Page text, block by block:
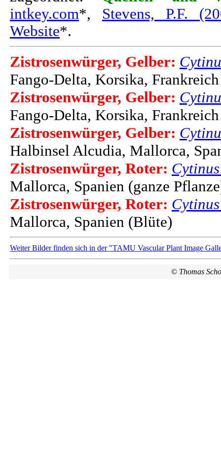
intkey.com*, Stevens, P.F.
Website*.
Zistrosenwürger, Gelber:
Fango-Delta, Korsika,
Zistrosenwürger, Gelber:
Fango-Delta, Korsika,
Zistrosenwürger, Gelber:
Halbinsel Alcudia, Mallorca,
Zistrosenwürger, Roter:
Mallorca, Spanien (ganze
Zistrosenwürger, Roter:
Mallorca, Spanien (Blüte)
Weiter Bilder finden sich in der "TAMU Vascular Plant Image
© Thomas